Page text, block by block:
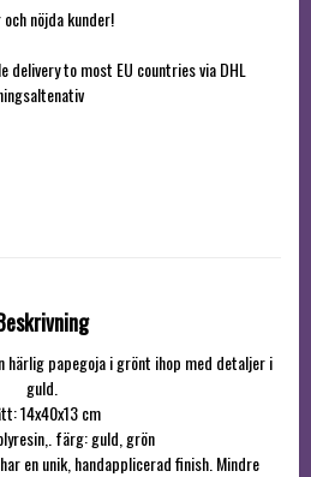
nöjda kunder!
delivery to most EU countries via DHL
härlig papegoja i grönt ihop med detaljer i
guld.
14x40x13 cm
färg: guld, grön
en unik, handapplicerad finish. Mindre